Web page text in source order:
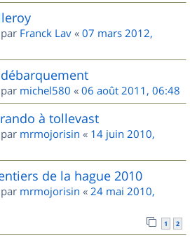
Franck Lav « 07 mars 2012,
michel580 « 06 août 2011, 06:48
à tollevast
mrmojorisin « 14 juin 2010,
de la hague 2010
mrmojorisin « 24 mai 2010,
1 2